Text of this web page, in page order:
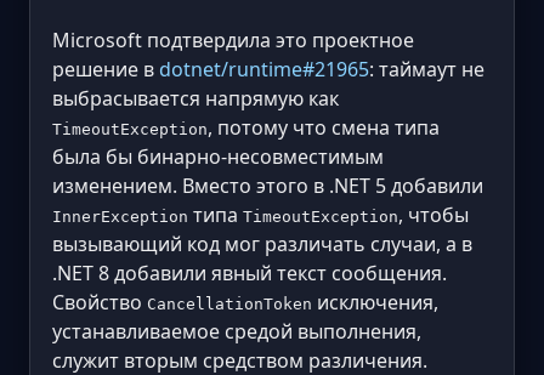
Microsoft подтвердила это проектное
решение в dotnet/runtime#21965: таймаут не
выбрасывается напрямую как
TimeoutException, потому что смена типа
была бы бинарно-несовместимым
изменением. Вместо этого в .NET 5 добавили
InnerException типа TimeoutException, чтобы
вызывающий код мог различать случаи, а в
.NET 8 добавили явный текст сообщения.
Свойство CancellationToken исключения,
устанавливаемое средой выполнения,
служит вторым средством различения.